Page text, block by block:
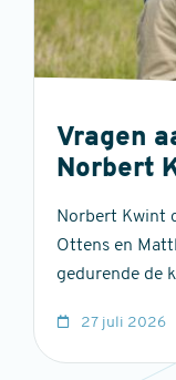
Vragen
Norbert
Norbert Kwint
Ottens en
gedurende de
27 juli 2026